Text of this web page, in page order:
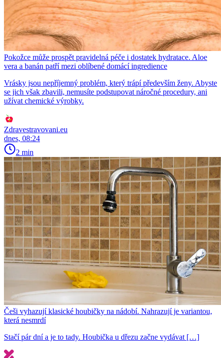
Pokožce může prospět pravidelná péče i dostatek hydratace. Aloe
vera a banán patří mezi oblíbené domácí ingredience
Vrásky jsou nepříjemný problém, který trápí především ženy. Abyste
se jich však zbavili, nemusíte podstupovat náročné procedury, ani
užívat chemické výrobky.
Zdravestravovani.eu
dnes, 08:24
2 min
Češi vyhazují klasické houbičky na nádobí. Nahrazují je variantou,
která nesmrdí
Stačí pár dní a je to tady. Houbička u dřezu začne vydávat […]